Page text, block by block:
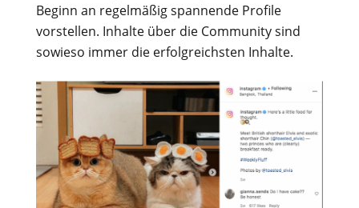
Beginn an regelmäßig spannende Profile
vorstellen. Inhalte über die Community sind
sowieso immer die erfolgreichsten Inhalte.